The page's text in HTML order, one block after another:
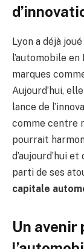
Lyon a déjà
l’automobile
marques
Aujourd’hui,
lance de
comme centre
pourrait
d’aujourd’hui
parti de ses
capitale
Un avenir